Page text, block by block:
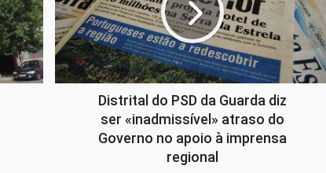
Distrital do PSD da Guarda diz
ser «inadmissível» atraso do
Governo no apoio à imprensa
regional